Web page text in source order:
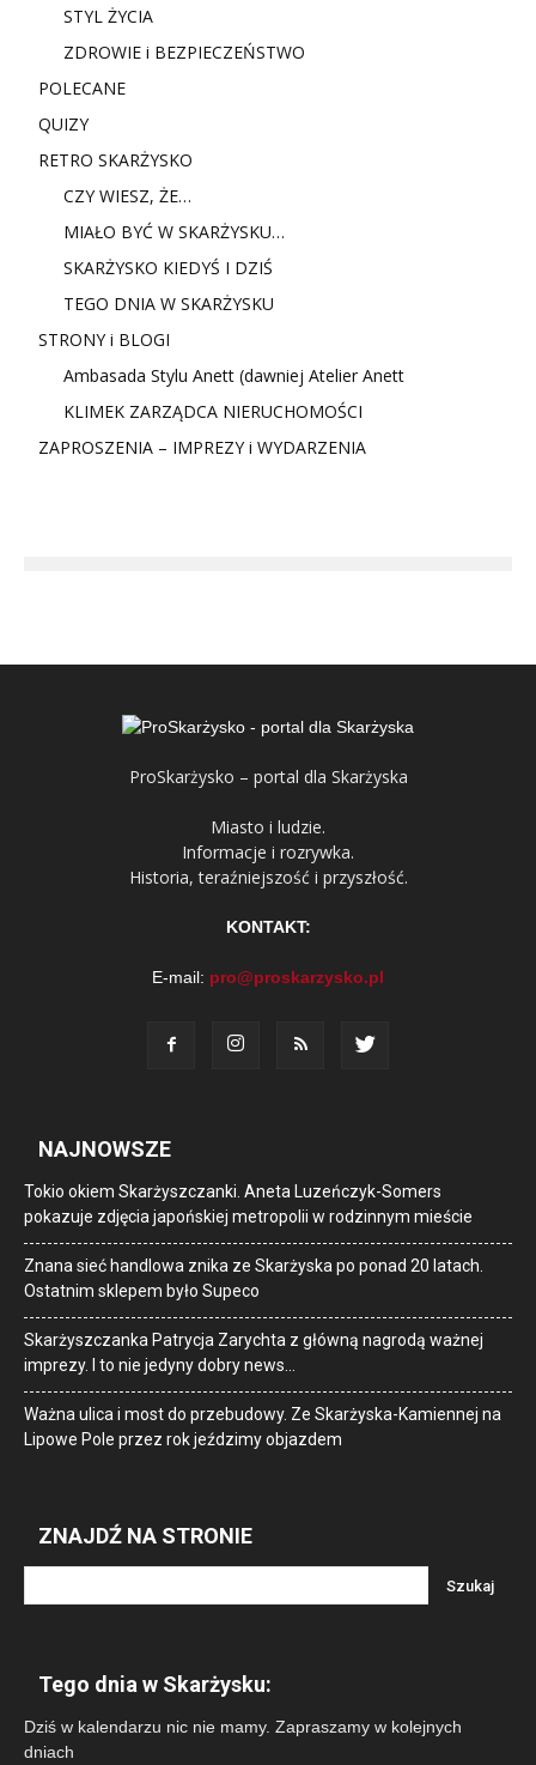
STYL ŻYCIA
ZDROWIE i BEZPIECZEŃSTWO
POLECANE
QUIZY
RETRO SKARŻYSKO
CZY WIESZ, ŻE…
MIAŁO BYĆ W SKARŻYSKU…
SKARŻYSKO KIEDYŚ I DZIŚ
TEGO DNIA W SKARŻYSKU
STRONY i BLOGI
Ambasada Stylu Anett (dawniej Atelier Anett
KLIMEK ZARZĄDCA NIERUCHOMOŚCI
ZAPROSZENIA – IMPREZY i WYDARZENIA
ProSkarżysko – portal dla Skarżyska
Miasto i ludzie.
Informacje i rozrywka.
Historia, teraźniejszość i przyszłość.
KONTAKT:
E-mail: pro@proskarzysko.pl
NAJNOWSZE
Tokio okiem Skarżyszczanki. Aneta Luzeńczyk-Somers
pokazuje zdjęcia japońskiej metropolii w rodzinnym mieście
Znana sieć handlowa znika ze Skarżyska po ponad 20 latach.
Ostatnim sklepem było Supeco
Skarżyszczanka Patrycja Zarychta z główną nagrodą ważnej
imprezy. I to nie jedyny dobry news…
Ważna ulica i most do przebudowy. Ze Skarżyska-Kamiennej na
Lipowe Pole przez rok jeździmy objazdem
ZNAJDŹ NA STRONIE
Tego dnia w Skarżysku:
Dziś w kalendarzu nic nie mamy. Zapraszamy w kolejnych
dniach